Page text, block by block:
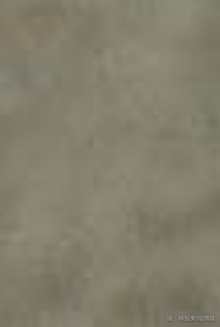
攝：林振東/端傳媒